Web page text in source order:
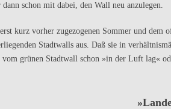
schon mit dabei, den Wall neu anzulegen.
kurz vorher zugezogenen Sommer und
Stadtwalls aus. Daß sie in
grünen Stadtwall schon »in der Luft lag«
»